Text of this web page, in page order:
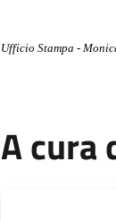
Ufficio Stampa -
A cura